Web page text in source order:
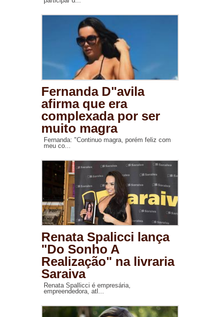
Fernanda D"avila
afirma que era
complexada por ser
muito magra
Fernanda: "Continuo magra, porém feliz com
meu co...
Renata Spalicci lança
"Do Sonho A
Realização" na livraria
Saraiva
Renata Spallicci é empresária,
empreendedora, atl...